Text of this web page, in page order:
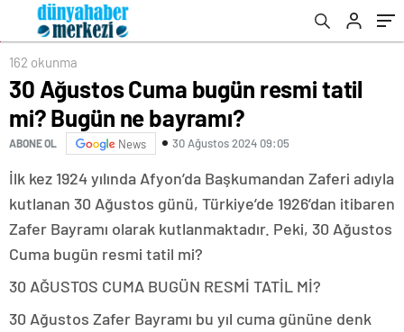
162 okunma
30 Ağustos Cuma bugün resmi tatil
mi? Bugün ne bayramı?
ABONE OL News 30 Ağustos 2024 09:05
İlk kez 1924 yılında Afyon’da Başkumandan Zaferi adıyla
kutlanan 30 Ağustos günü, Türkiye’de 1926’dan itibaren
Zafer Bayramı olarak kutlanmaktadır. Peki, 30 Ağustos
Cuma bugün resmi tatil mi?
30 AĞUSTOS CUMA BUGÜN RESMİ TATİL Mİ?
30 Ağustos Zafer Bayramı bu yıl cuma gününe denk